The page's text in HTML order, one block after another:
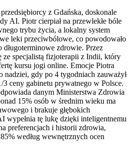
z Gdańska, doskonale
AI. Piotr cierpiał na przewlekłe bóle
trybu życia, a lokalny system
leki przeciwbólowe, co powodowało
zdrowie. Przez
ze specjalistą fizjoterapii z Indii, który
kursu jogi online. Emocje Piotra
nadziei, gdy po 4 tygodniach zauważył
3 ceny gabinetu prywatnego w Polsce.
danym Ministerstwa Zdrowia
15% osób w średnim wieku ma
i brakuje głębokich
wypełnia tę lukę dzięki inteligentnemu
preferencjach i historii zdrowia,
według wewnętrznych ocen